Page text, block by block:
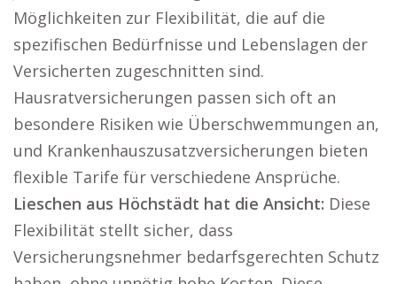
Möglichkeiten zur Flexibilität, die auf die
spezifischen Bedürfnisse und Lebenslagen der
Versicherten zugeschnitten sind.
Hausratversicherungen passen sich oft an
besondere Risiken wie Überschwemmungen an,
und Krankenhauszusatzversicherungen bieten
flexible Tarife für verschiedene Ansprüche.
Lieschen aus Höchstädt hat die Ansicht: Diese
Flexibilität stellt sicher, dass
Versicherungsnehmer bedarfsgerechten Schutz